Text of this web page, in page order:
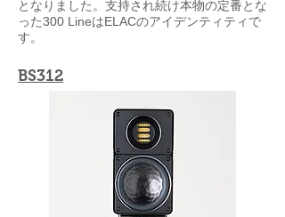
となりました。支持され続け本物の定番とな
った300 LineはELACのアイデンティティで
す。
BS312